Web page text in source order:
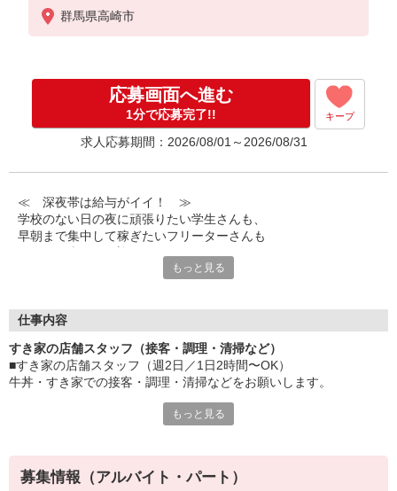
群馬県高崎市
応募画面へ進む
1分で応募完了!! キープ
求人応募期間：2026/08/01～2026/08/31
≪ 深夜帯は給与がイイ！ ≫
学校のない日の夜に頑張りたい学生さんも、
早朝まで集中して稼ぎたいフリーターさんも
オシャレを捨てる必要はありません！
急な出費も安心♪
■社員登用あり
将来を考えている方は必見です。
なか卯、かつ庵、ココス、ジョリーパスタ、ビッグボーイ、華屋
ョーグループ！
その中のひとつ『すき家』でお仕事しませんか？
もっと見る
仕事内容
すき家の店舗スタッフ（接客・調理・清掃など）
■すき家の店舗スタッフ（週2日／1日2時間〜OK）
牛丼・すき家での接客・調理・清掃などをお願いします。
あなたの笑顔で！
すばやく提供！
もっと見る
募集情報（アルバイト・パート）